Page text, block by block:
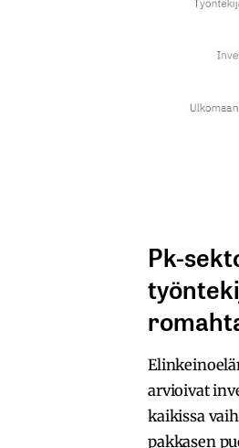
Pk-
arvioivat
kaikissa
pakkasen